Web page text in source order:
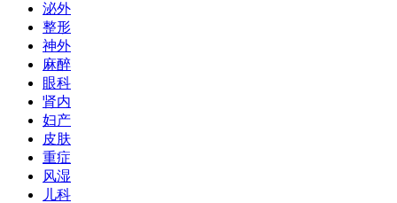
泌外
整形
神外
麻醉
眼科
肾内
妇产
皮肤
重症
风湿
儿科